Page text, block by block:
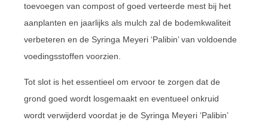
toevoegen van compost of goed verteerde mest bij het
aanplanten en jaarlijks als mulch zal de bodemkwaliteit
verbeteren en de Syringa Meyeri ‘Palibin’ van voldoende
voedingsstoffen voorzien.
Tot slot is het essentieel om ervoor te zorgen dat de
grond goed wordt losgemaakt en eventueel onkruid
wordt verwijderd voordat je de Syringa Meyeri ‘Palibin’